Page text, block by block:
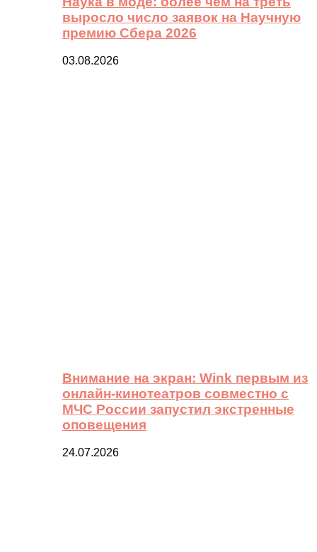
выросло число заявок на Научную
премию Сбера 2026
03.08.2026
Внимание на экран: Wink первым из
онлайн-кинотеатров совместно с
МЧС России запустил экстренные
оповещения
24.07.2026